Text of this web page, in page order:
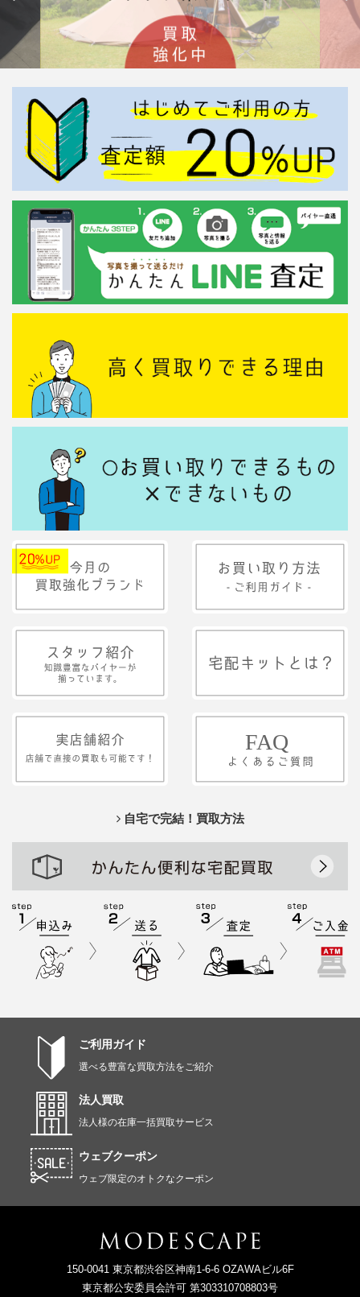
自宅で完結！買取方法
ご利用ガイド
選べる豊富な買取方法をご紹介
法人買取
法人様の在庫一括買取サービス
ウェブクーポン
ウェブ限定のオトクなクーポン
150-0041 東京都渋谷区神南1-6-6 OZAWAビル6F
東京都公安委員会許可 第303310708803号